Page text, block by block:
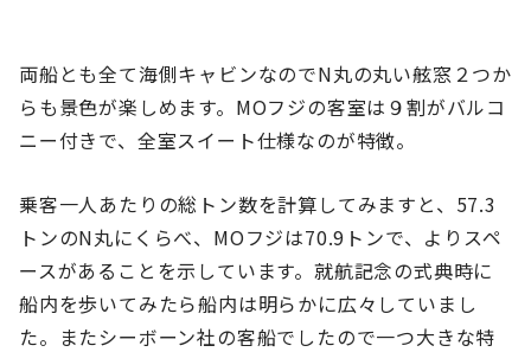
両船とも全て海側キャビンなのでN丸の丸い舷窓２つか
らも景色が楽しめます。MOフジの客室は９割がバルコ
ニー付きで、全室スイート仕様なのが特徴。
乗客一人あたりの総トン数を計算してみますと、57.3
トンのN丸にくらべ、MOフジは70.9トンで、よりスペ
ースがあることを示しています。就航記念の式典時に
船内を歩いてみたら船内は明らかに広々していまし
た。またシーボーン社の客船でしたので一つ大きな特